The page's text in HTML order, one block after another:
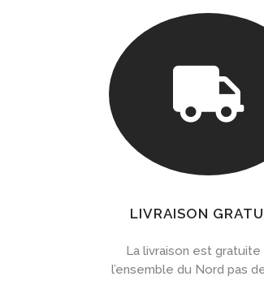

LIVRAISON
La livraison est gratuite
l’ensemble du Nord pas